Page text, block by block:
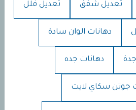
تعديل شقق تعديل فلل
دهانات الوان سادة
دهانات جده
جوتن سكاي لايت